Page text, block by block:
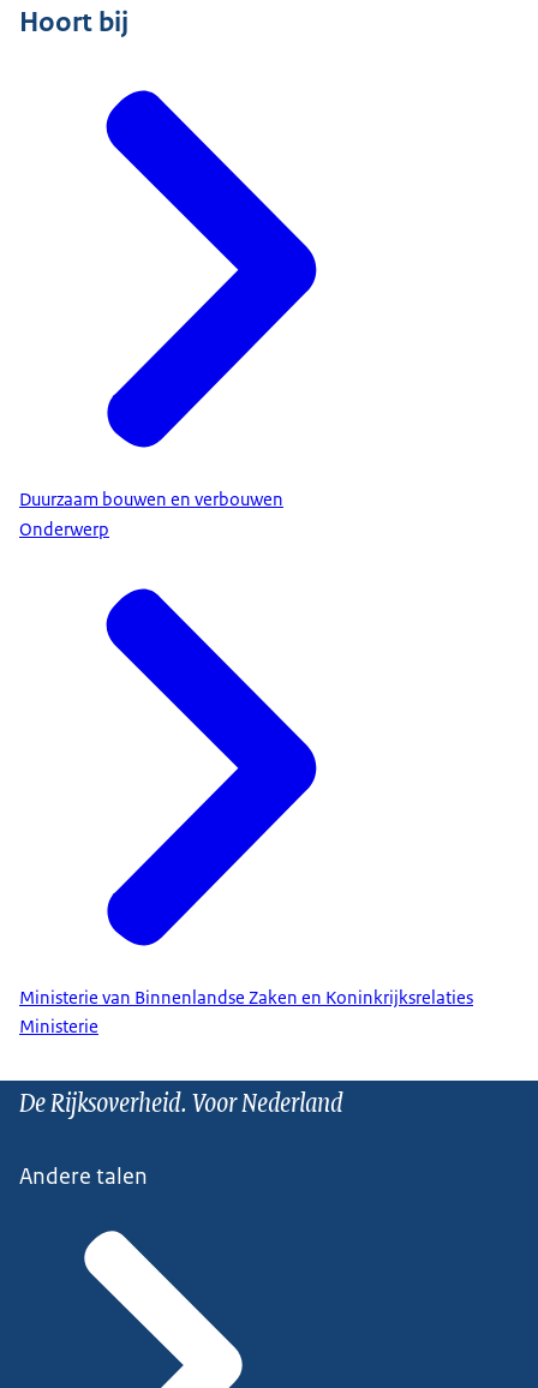
Hoort bij
Duurzaam bouwen en verbouwen
Onderwerp
Ministerie van Binnenlandse Zaken en Koninkrijksrelaties
Ministerie
De Rijksoverheid. Voor Nederland
Andere talen